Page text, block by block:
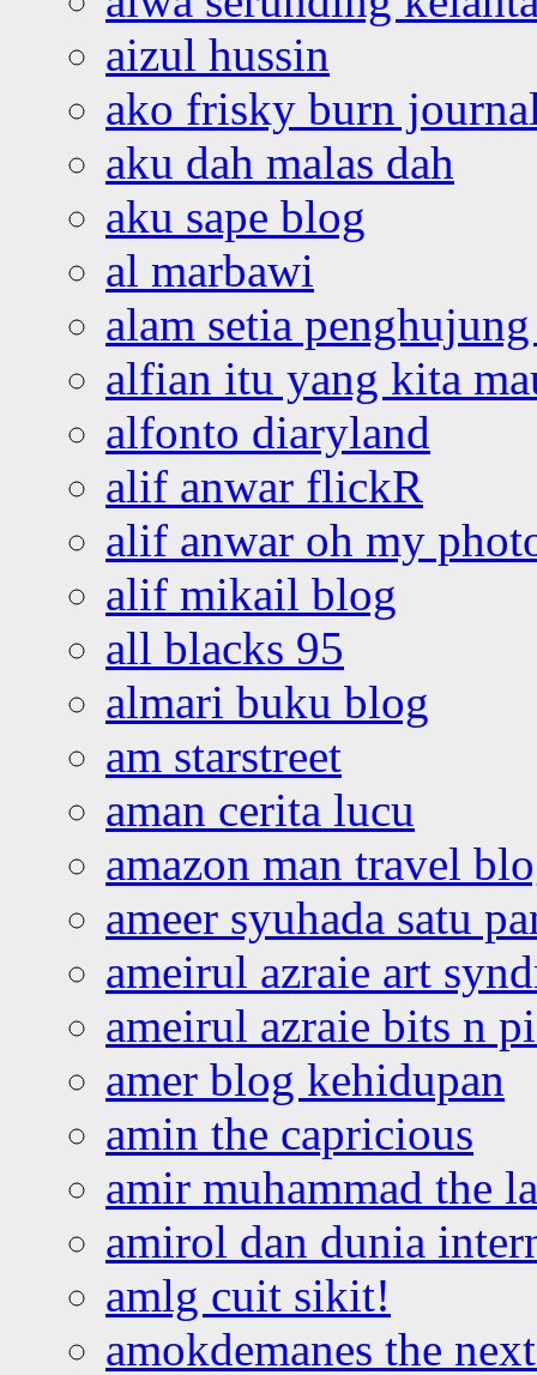
aizul hussin
ako frisky burn
aku dah malas dah
aku sape blog
al marbawi
alam setia
alfian itu yang kita
alfonto diaryland
alif anwar flickR
alif anwar oh my
alif mikail blog
all blacks 95
almari buku blog
am starstreet
aman cerita lucu
amazon man travel
ameer syuhada satu
ameirul azraie art
ameirul azraie bits n
amer blog kehidupan
amin the capricious
amir muhammad the
amirol dan dunia
amlg cuit sikit!
amokdemanes the